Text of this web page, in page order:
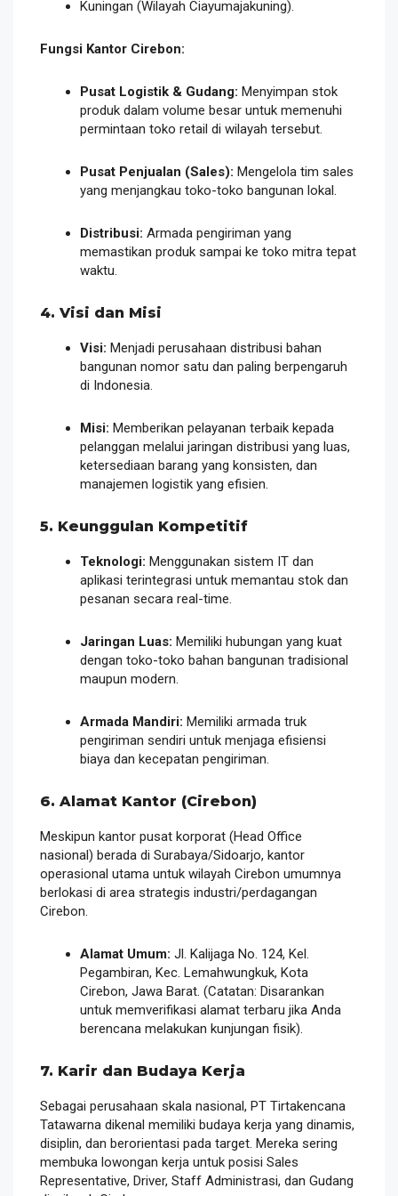
Kuningan (Wilayah Ciayumajakuning).
Fungsi Kantor Cirebon:
Pusat Logistik & Gudang: Menyimpan stok
produk dalam volume besar untuk memenuhi
permintaan toko retail di wilayah tersebut.
Pusat Penjualan (Sales): Mengelola tim sales
yang menjangkau toko-toko bangunan lokal.
Distribusi: Armada pengiriman yang
memastikan produk sampai ke toko mitra tepat
waktu.
4. Visi dan Misi
Visi: Menjadi perusahaan distribusi bahan
bangunan nomor satu dan paling berpengaruh
di Indonesia.
Misi: Memberikan pelayanan terbaik kepada
pelanggan melalui jaringan distribusi yang luas,
ketersediaan barang yang konsisten, dan
manajemen logistik yang efisien.
5. Keunggulan Kompetitif
Teknologi: Menggunakan sistem IT dan
aplikasi terintegrasi untuk memantau stok dan
pesanan secara real-time
Jaringan Luas: Memiliki hubungan yang kuat
dengan toko-toko bahan bangunan tradisional
maupun modern.
Armada Mandiri: Memiliki armada truk
pengiriman sendiri untuk menjaga efisiensi
biaya dan kecepatan pengiriman.
6. Alamat Kantor (Cirebon)
Meskipun kantor pusat korporat (Head Office
nasional) berada di Surabaya/Sidoarjo, kantor
operasional utama untuk wilayah Cirebon umumnya
berlokasi di area strategis industri/perdagangan
Cirebon.
Alamat Umum: Jl. Kalijaga No. 124, Kel.
Pegambiran, Kec. Lemahwungkuk, Kota
Cirebon, Jawa Barat. (Catatan: Disarankan
untuk memverifikasi alamat terbaru jika Anda
berencana melakukan kunjungan fisik).
7. Karir dan Budaya Kerja
Sebagai perusahaan skala nasional, PT Tirtakencana
Tatawarna dikenal memiliki budaya kerja yang dinamis,
disiplin, dan berorientasi pada target. Mereka sering
membuka lowongan kerja untuk posisi Sales
Representative, Driver, Staff Administrasi, dan Gudang